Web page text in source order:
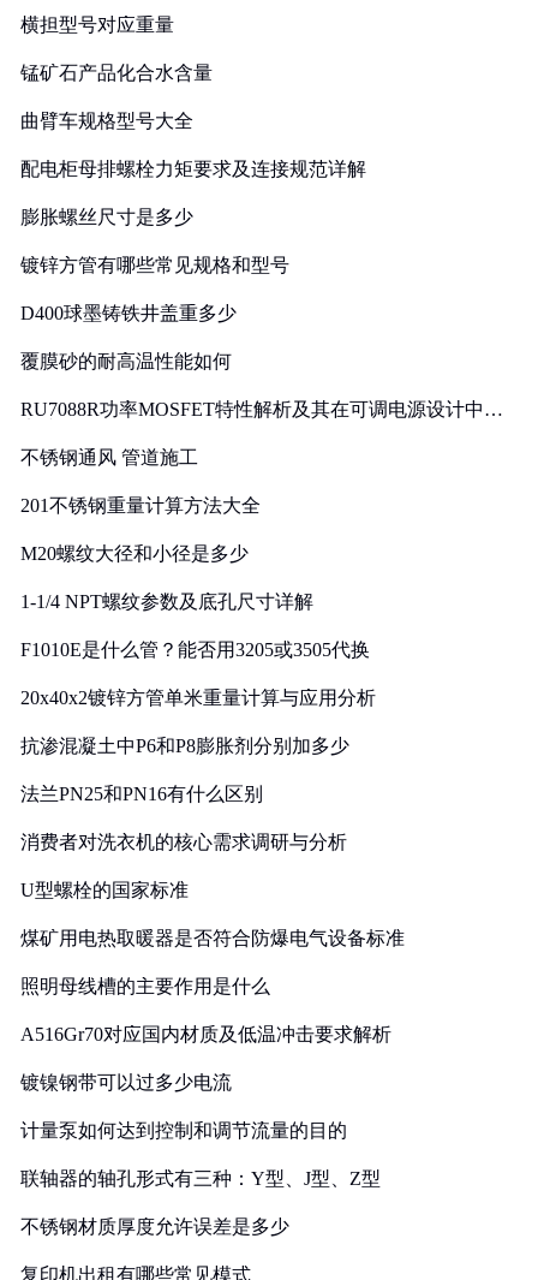
横担型号对应重量
锰矿石产品化合水含量
曲臂车规格型号大全
配电柜母排螺栓力矩要求及连接规范详解
膨胀螺丝尺寸是多少
镀锌方管有哪些常见规格和型号
D400球墨铸铁井盖重多少
覆膜砂的耐高温性能如何
RU7088R功率MOSFET特性解析及其在可调电源设计中的
不锈钢通风 管道施工
201不锈钢重量计算方法大全
M20螺纹大径和小径是多少
1-1/4 NPT螺纹参数及底孔尺寸详解
F1010E是什么管？能否用3205或3505代换
20x40x2镀锌方管单米重量计算与应用分析
抗渗混凝土中P6和P8膨胀剂分别加多少
法兰PN25和PN16有什么区别
消费者对洗衣机的核心需求调研与分析
U型螺栓的国家标准
煤矿用电热取暖器是否符合防爆电气设备标准
照明母线槽的主要作用是什么
A516Gr70对应国内材质及低温冲击要求解析
镀镍钢带可以过多少电流
计量泵如何达到控制和调节流量的目的
联轴器的轴孔形式有三种：Y型、J型、Z型
不锈钢材质厚度允许误差是多少
复印机出租有哪些常见模式